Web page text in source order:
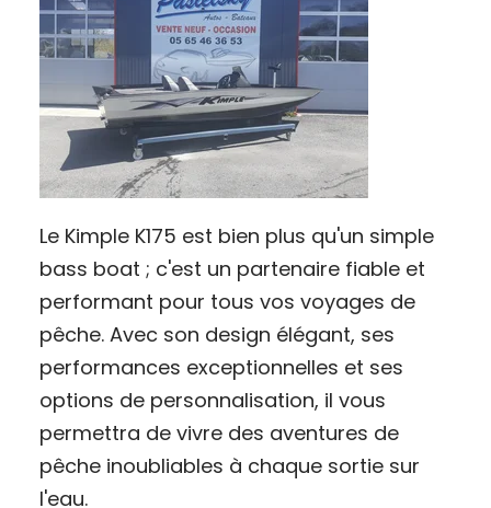
Le Kimple K175 est bien plus qu'un simple
bass boat ; c'est un partenaire fiable et
performant pour tous vos voyages de
pêche. Avec son design élégant, ses
performances exceptionnelles et ses
options de personnalisation, il vous
permettra de vivre des aventures de
pêche inoubliables à chaque sortie sur
l'eau.